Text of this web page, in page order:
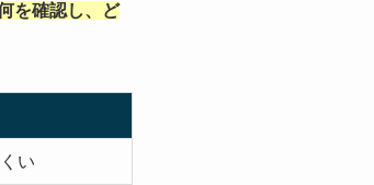
を確認し、ど
い